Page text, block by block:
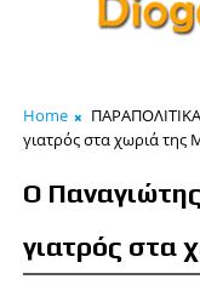
Home ΠΑΡΑΠΟΛΙΤΙΚΑ
γιατρός στα χωριά της
Ο
γιατρός στα